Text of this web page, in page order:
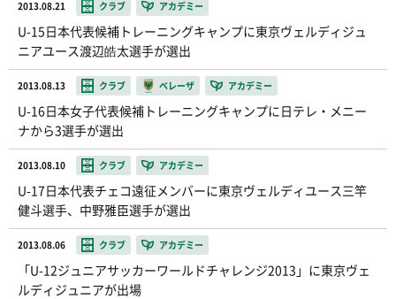
2013.08.21 クラブ アカデミー
U-15日本代表候補トレーニングキャンプに東京ヴェルディジュ
ニアユース渡辺皓太選手が選出
2013.08.13 クラブ ベレーザ アカデミー
U-16日本女子代表候補トレーニングキャンプに日テレ・メニー
ナから3選手が選出
2013.08.10 クラブ アカデミー
U-17日本代表チェコ遠征メンバーに東京ヴェルディユース三竿
健斗選手、中野雅臣選手が選出
2013.08.06 クラブ アカデミー
「U-12ジュニアサッカーワールドチャレンジ2013」に東京ヴェ
ルディジュニアが出場